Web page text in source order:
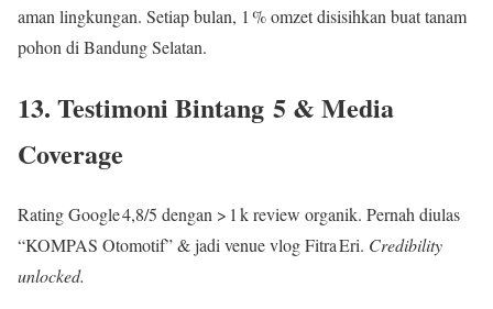
aman lingkungan. Setiap bulan, 1 % omzet disisihkan buat tanam
pohon di Bandung Selatan.
13. Testimoni Bintang 5 & Media
Coverage
Rating Google 4,8/5 dengan > 1 k review organik. Pernah diulas
“KOMPAS Otomotif” & jadi venue vlog Fitra Eri. Credibility
unlocked.